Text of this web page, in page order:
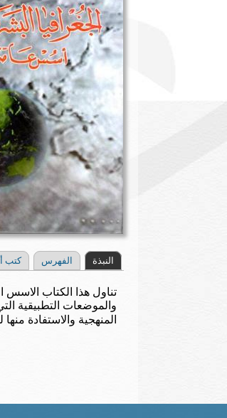
النبذة الفهرس كتب
تناول هذا الكتاب الاسس
والموضعات التطبيقية
المنهجية والاستفادة